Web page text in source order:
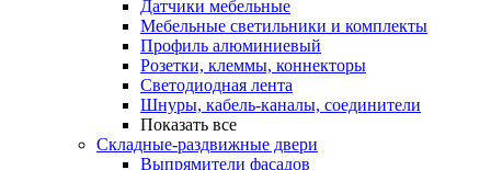
Датчики мебельные
Мебельные светильники и комплекты
Профиль алюминиевый
Розетки, клеммы, коннекторы
Светодиодная лента
Шнуры, кабель-каналы, соединители
Показать все
Складные-раздвижные двери
Выпрямители фасадов